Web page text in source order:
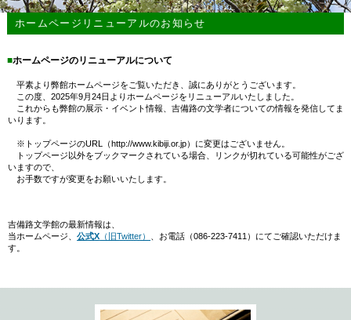
ホームページリニューアルのお知らせ
■ホームページのリニューアルについて
平素より弊館ホームページをご覧いただき、誠にありがとうございます。
この度、2025年9月24日よりホームページをリニューアルいたしました。
これからも弊館の展示・イベント情報、吉備路の文学者についての情報を発信してま
いります。
※トップページのURL（http://www.kibiji.or.jp）に変更はございません。
トップページ以外をブックマークされている場合、リンクが切れている可能性がござ
いますので、
お手数ですが変更をお願いいたします。
吉備路文学館の最新情報は、
当ホームページ、公式X （旧Twitter） 、お電話（086-223-7411）にてご確認いただけま
す。